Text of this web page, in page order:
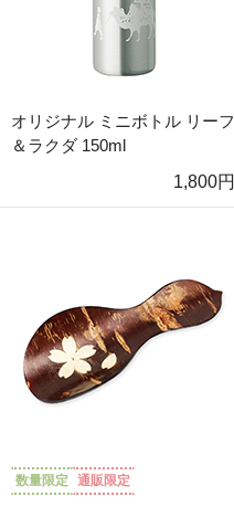
オリジナル ミニボトル リーフ
＆ラクダ 150ml
1,800円
数量限定 通販限定